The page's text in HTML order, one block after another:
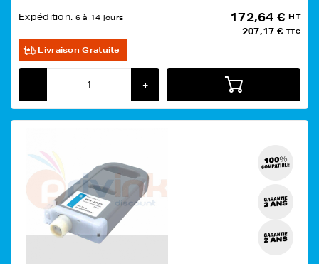
Expédition: 6 à 14 jours 172,64 € HT
207,17 € TTC
Livraison Gratuite
- +